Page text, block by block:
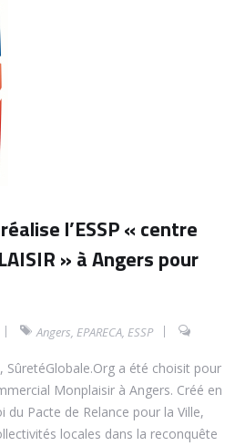
l’ESSP « centre
» à Angers pour
Angers,EPARECA,ESSP
SûretéGlobale.Org a été choisit pour
Monplaisir à Angers. Créé en
du Pacte de Relance pour la Ville,
locales dans la reconquête